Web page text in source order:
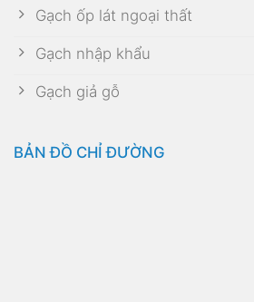
Gạch ốp lát ngoại thất
Gạch nhập khẩu
Gạch giả gỗ
BẢN ĐỒ CHỈ ĐƯỜNG